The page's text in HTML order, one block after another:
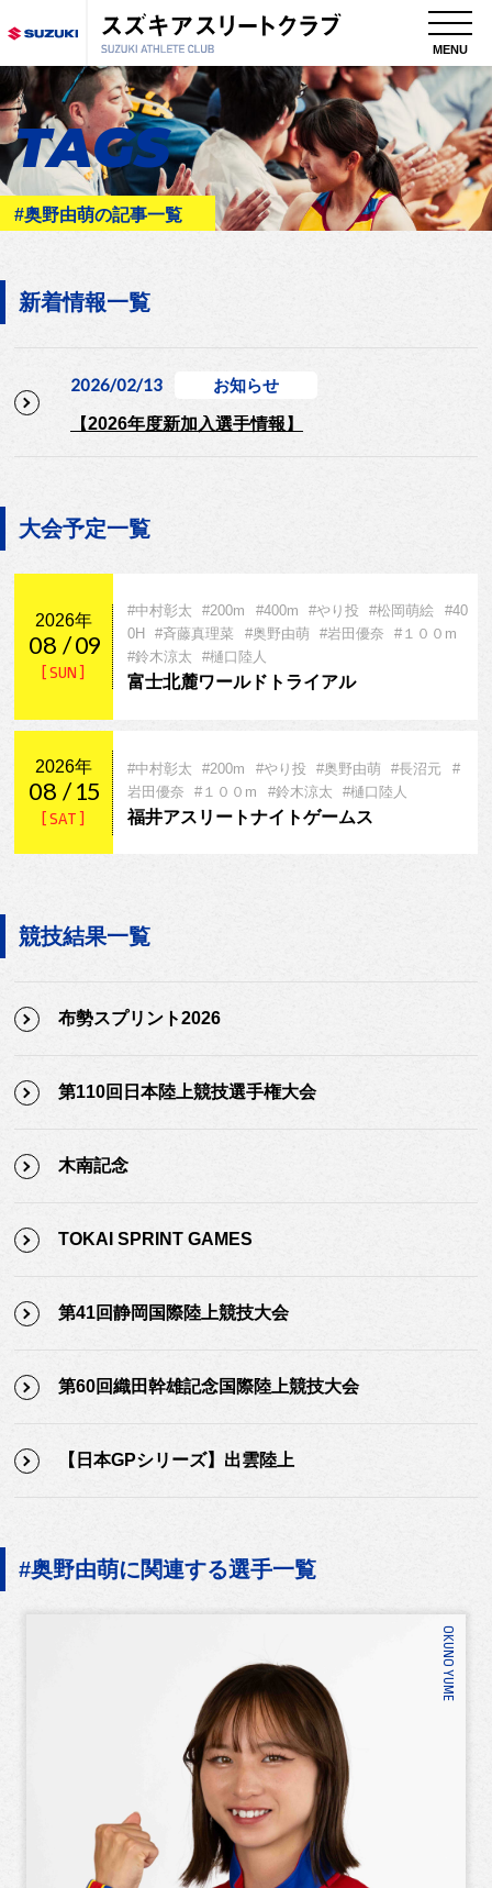
MENU
TAGS
#奥野由萌の記事一覧
新着情報一覧
2026/02/13 お知らせ
【2026年度新加入選手情報】
大会予定一覧
2026年
08 09
[ SUN ]
#中村彰太 #200m #400m #やり投 #松岡萌絵
#40
0H
#斉藤真理菜 #奥野由萌 #岩田優奈
#１００m
#鈴木涼太
#樋口陸人
富士北麓ワールドトライアル
2026年
08 15
[ SAT ]
#中村彰太 #200m #やり投 #奥野由萌 #長沼元
#
岩田優奈
#１００m #鈴木涼太 #樋口陸人
福井アスリートナイトゲームス
競技結果一覧
布勢スプリント2026
第110回日本陸上競技選手権大会
木南記念
TOKAI SPRINT GAMES
第41回静岡国際陸上競技大会
第60回織田幹雄記念国際陸上競技大会
【日本GPシリーズ】出雲陸上
#奥野由萌に関連する選手一覧
OKUNO YUME